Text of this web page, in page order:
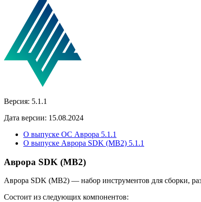
Версия: 5.1.1
Дата версии: 15.08.2024
О выпуске ОС Аврора 5.1.1
О выпуске Аврора SDK (MB2) 5.1.1
Аврора SDK (MB2)
Аврора SDK (MB2) — набор инструментов для сборки,
Состоит из следующих компонентов: